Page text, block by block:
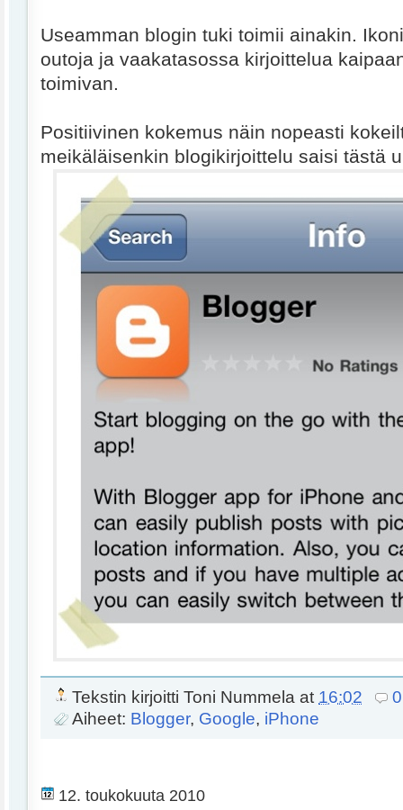
Useamman blogin tuki toimii ainakin.
outoja ja vaakatasossa kirjoittelua
toimivan.
Positiivinen kokemus näin nopeasti
meikäläisenkin blogikirjoittelu saisi tästä
Tekstin kirjoitti Toni Nummela at 16:02
Aiheet: Blogger, Google, iPhone
12. toukokuuta 2010